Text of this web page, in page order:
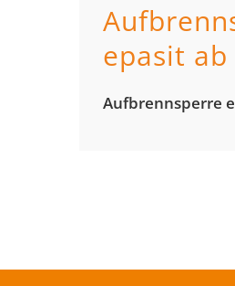
epasit ab
Auf­brenn­sperre